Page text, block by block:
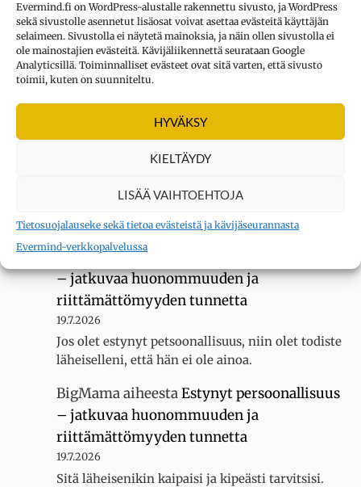
Evermind.fi on WordPress-alustalle rakennettu sivusto, ja WordPress
sekä sivustolle asennetut lisäosat voivat asettaa evästeitä käyttäjän
selaimeen. Sivustolla ei näytetä mainoksia, ja näin ollen sivustolla ei
ole mainostajien evästeitä. Kävijäliikennettä seurataan Google
Analyticsillä. Toiminnalliset evästeet ovat sitä varten, että sivusto
toimii, kuten on suunniteltu.
HYVÄKSY
KIELTÄYDY
LISÄÄ VAIHTOEHTOJA
Tietosuojalauseke sekä tietoa evästeistä ja kävijäseurannasta
Evermind-verkkopalvelussa
UUSIMMAT KOMMENTIT
Kysymys merkkiaiheestaOletko
erityisherkkä? Tee testi
Sain 22 pistettä KYLLÄ... tuntuu siltä, ettei
luokassani ole muita erityisherkkiä, koska
luokallamme on 20 oppilasta mutta silti minua
kiusataan…
BigMamaaiheesta
– jatkuvaa huonommuuden ja
riittämättömyyden tunnetta
19.7.2026
Jos olet estynyt petsoonallisuus, niin olet todiste
läheiselleni, että hän ei ole ainoa.
BigMamaaiheestaEstynyt persoonallisuus
– jatkuvaa huonommuuden ja
riittämättömyyden tunnetta
19.7.2026
Sitä läheisenikin kaipaisi ja kipeästi tarvitsisi.